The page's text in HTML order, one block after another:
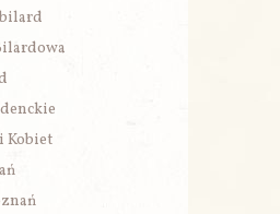
Kobiet